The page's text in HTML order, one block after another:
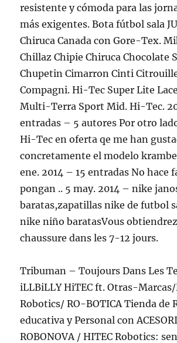
resistente y cómoda para las
más exigentes. Bota fútbol sala
Chiruca Canada con Gore-Tex.
Chillaz Chipie Chiruca Chocolate
Chupetin Cimarron Cinti
Compagni. Hi-Tec Super Lite
Multi-Terra Sport Mid. Hi-Tec.
entradas – 5 autores Por otro
Hi-Tec en oferta qe me han
concretamente el modelo
ene. 2014 – 15 entradas No hace
pongan .. 5 may. 2014 – nike
baratas,zapatillas nike de futbol
nike niño baratasVous
chaussure dans les 7-12 jours.
Tribuman – Toujours Dans Les
iLLBiLLY HiTEC ft. Otras-
Robotics/ RO-BOTICA Tienda de
educativa y Personal con
ROBONOVA / HITEC Robotics: